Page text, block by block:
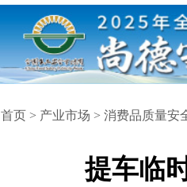
首页 > 产业市场 > 消费品质量安
提车临